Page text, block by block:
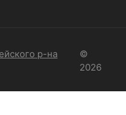
р-на
©
2026